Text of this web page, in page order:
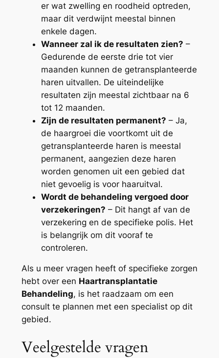
er wat zwelling en roodheid optreden,
maar dit verdwijnt meestal binnen
enkele dagen.
Wanneer zal ik de resultaten zien? –
Gedurende de eerste drie tot vier
maanden kunnen de getransplanteerde
haren uitvallen. De uiteindelijke
resultaten zijn meestal zichtbaar na 6
tot 12 maanden.
Zijn de resultaten permanent? – Ja,
de haargroei die voortkomt uit de
getransplanteerde haren is meestal
permanent, aangezien deze haren
worden genomen uit een gebied dat
niet gevoelig is voor haaruitval.
Wordt de behandeling vergoed door
verzekeringen? – Dit hangt af van de
verzekering en de specifieke polis. Het
is belangrijk om dit vooraf te
controleren.
Als u meer vragen heeft of specifieke zorgen
hebt over een Haartransplantatie
Behandeling, is het raadzaam om een
consult te plannen met een specialist op dit
gebied.
Veelgestelde vragen